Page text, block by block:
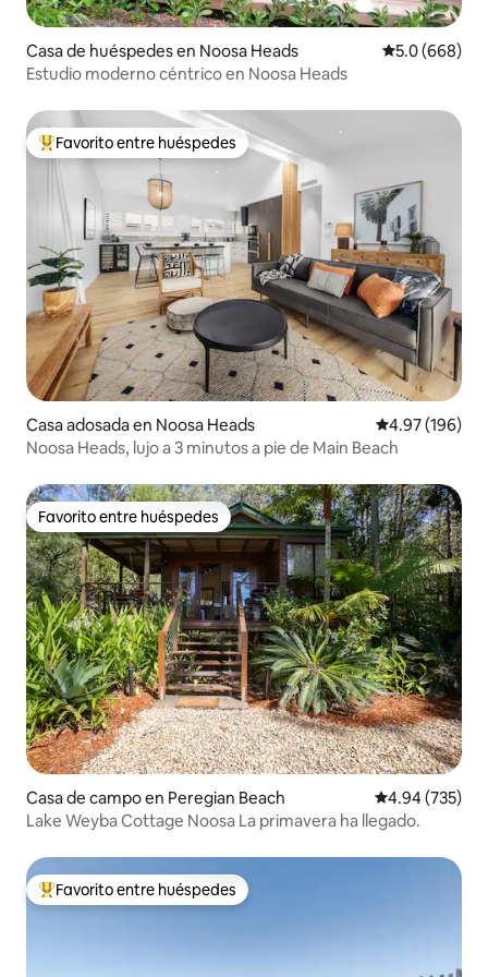
Casa de huéspedes en Noosa Heads Calificación
5.0 (668)
Estudio moderno céntrico en Noosa Heads
Favorito entre huéspedes preferido
Favorito entre huéspedes
Casa adosada en Noosa Heads Calificación
4.97 (196)
Noosa Heads, lujo a 3 minutos a pie de Main Beach
Favorito entre huéspedes
Favorito entre huéspedes
Casa de campo en Peregian Beach Calificación
4.94 (735)
Lake Weyba Cottage Noosa La primavera ha llegado.
Favorito entre huéspedes preferido
Favorito entre huéspedes